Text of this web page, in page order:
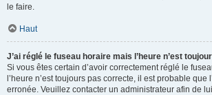
le faire.
Haut
J’ai réglé le fuseau horaire mais l’heure n’est
Si vous êtes certain d’avoir correctement réglé le
l’heure n’est toujours pas correcte, il est probable que
erronée. Veuillez contacter un administrateur afin de